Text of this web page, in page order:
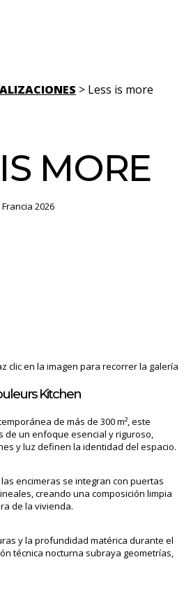
> Less is more
MORE
Francia 2026
clic en la imagen para recorrer la galería
Kitchen
de más de 300 m², este
de un enfoque esencial y riguroso,
y luz definen la identidad del espacio.
encimeras se integran con puertas
creando una composición limpia
de la vivienda.
y la profundidad matérica durante el
técnica nocturna subraya geometrías,